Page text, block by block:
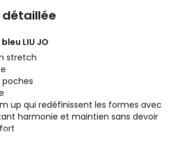
LIU JO
stretch
poches
up qui redéfinissent les formes avec
harmonie et maintien sans devoir
zip et bouton